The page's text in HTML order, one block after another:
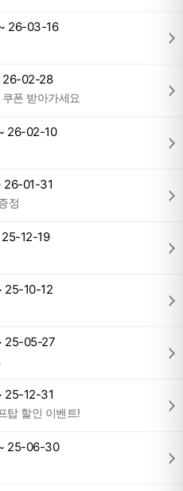
26-03-16
26-02-28
폰 받아가세요
26-02-10
26-01-31
정
12-19
25-10-12
25-05-27
25-12-31
탑 할인 이벤트!
25-06-30